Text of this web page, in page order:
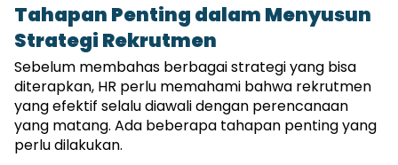
Tahapan Penting dalam Menyusun
Strategi Rekrutmen
Sebelum membahas berbagai strategi yang bisa
diterapkan, HR perlu memahami bahwa rekrutmen
yang efektif selalu diawali dengan perencanaan
yang matang. Ada beberapa tahapan penting yang
perlu dilakukan.